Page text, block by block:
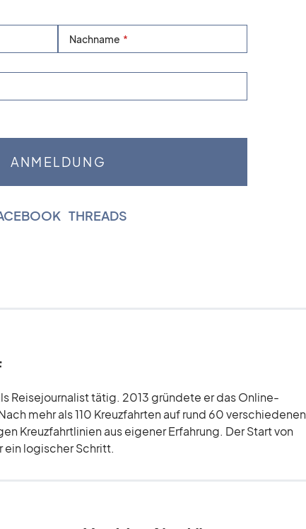
Nachname
|THREADS
Reisejournalist tätig. 2013 gründete er das Online-
mehr als 110 Kreuzfahrten auf rund 60 verschiedenen
Kreuzfahrtlinien aus eigener Erfahrung. Der Start von
ein logischer Schritt.